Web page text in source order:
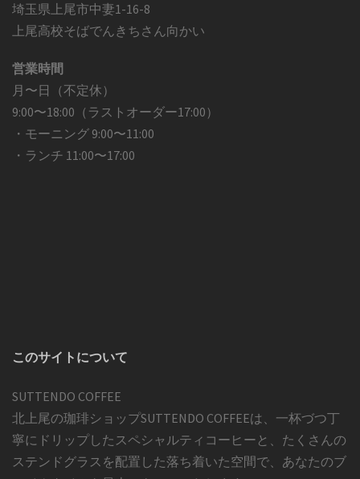
埼玉県上尾市中妻1-16-8
上尾高校そばでんきちさん向かい
営業時間
月〜日（不定休）
9:00〜18:00（ラストオーダー17:00）
・モーニング 9:00〜11:00
・ランチ 11:00〜17:00
このサイトについて
SUTTENDO COFFEE
北上尾の珈琲ショップSUTTENDO COFFEEは、一杯づつ丁
寧にドリップしたスペシャルティコーヒーと、たくさんの
ステンドグラスを配置した落ち着いた空間で、あなたのブ